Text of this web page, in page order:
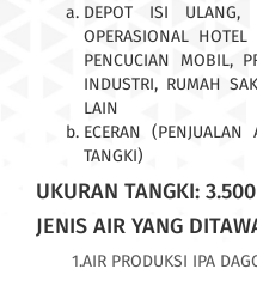
DEPOT ISI ULANG,
OPERASIONAL
PENCUCIAN MOBIL,
INDUSTRI, RUMAH
LAIN
ECERAN
TANGKI)
UKURAN TANGKI:
JENIS AIR YANG
1.AIR PRODUKSI IPA